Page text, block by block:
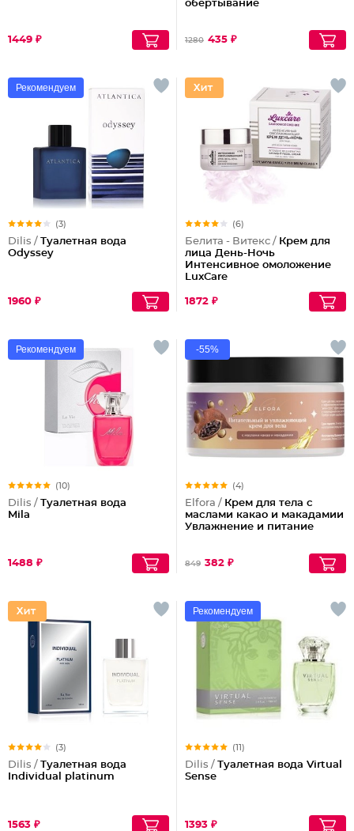
1449 ₽
обертывание
1280 435 ₽
Рекомендуем
(3)
Dilis / Туалетная вода
Odyssey
1960 ₽
(6)
Белита - Витекс / Крем для
лица День-Ночь
Интенсивное омоложение
LuxCare
1872 ₽
Рекомендуем
(10)
Dilis / Туалетная вода
Mila
1488 ₽
-55%
(4)
Elfora / Крем для тела с
маслами какао и макадамии
Увлажнение и питание
849 382 ₽
(3)
Dilis / Туалетная вода
Individual platinum
1563 ₽
Рекомендуем
(11)
Dilis / Туалетная вода Virtual
Sense
1393 ₽